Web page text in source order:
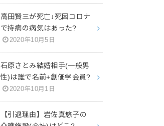
高田賢三が死亡↓死因コロナ
で持病の病気はあった?
2020年10月5日
石原さとみ結婚相手(一般男
性)は誰で名前+創価学会員?
2020年10月1日
【引退理由】岩佐真悠子の